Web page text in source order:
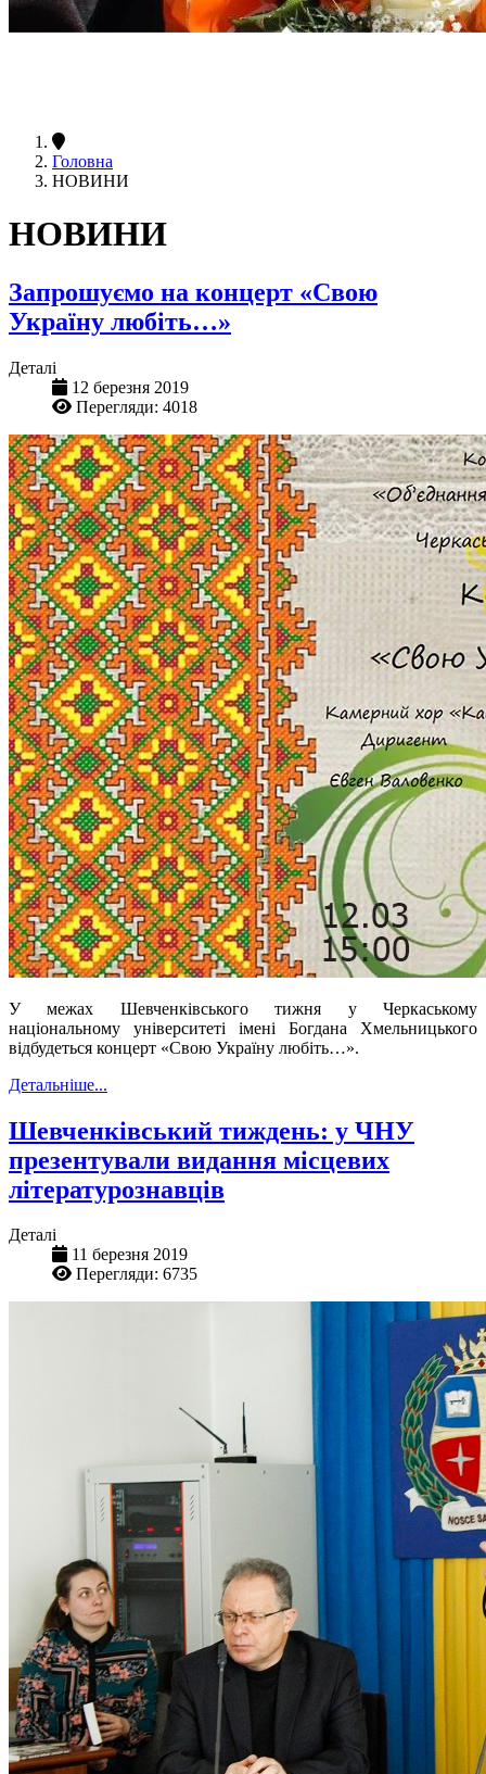
Головна
НОВИНИ
НОВИНИ
Запрошуємо на концерт «Свою
Україну любіть…»
Деталі
12 березня 2019
Перегляди: 4018
У межах Шевченківського тижня у Черкаському
національному університеті імені Богдана Хмельницького
відбудеться концерт «Свою Україну любіть…».
Детальніше...
Шевченківський тиждень: у ЧНУ
презентували видання місцевих
літературознавців
Деталі
11 березня 2019
Перегляди: 6735